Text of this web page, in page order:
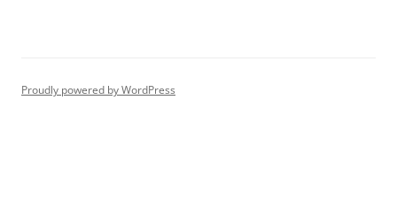
Proudly powered by WordPress